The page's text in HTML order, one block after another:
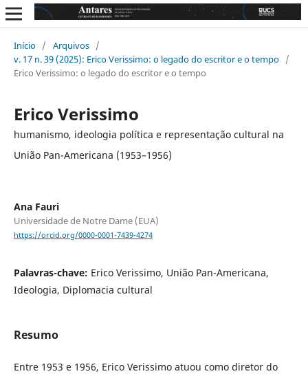
Início / Arquivos /
v. 17 n. 39 (2025): Erico Verissimo: o legado do escritor e o tempo /
Erico Verissimo: o legado do escritor e o tempo
Erico Verissimo
humanismo, ideologia política e representação cultural na
União Pan-Americana (1953–1956)
Ana Fauri
Universidade de Notre Dame (EUA)
https://orcid.org/0000-0001-7439-4274
Palavras-chave: Erico Verissimo, União Pan-Americana,
Ideologia, Diplomacia cultural
Resumo
Entre 1953 e 1956, Erico Verissimo atuou como diretor do